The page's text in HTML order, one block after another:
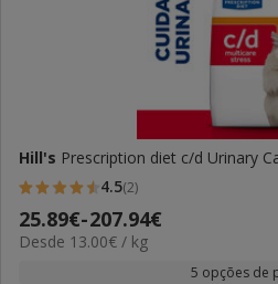
Hill's Prescription diet c/d Urinary
4.5
estrelas
com
4.5(2)
Preço
de
25.89€-207.94€
13.00€
Desde 13.00€ / kg
5 opções de